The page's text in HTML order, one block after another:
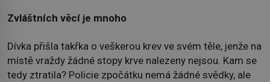
Zvláštních věcí je mnoho
Dívka přišla takřka o veškerou krev ve svém těle, jenže na
místě vraždy žádné stopy krve nalezeny nejsou. Kam se
tedy ztratila? Policie zpočátku nemá žádné svědky, ale